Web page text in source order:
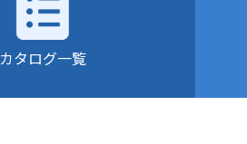
カタログ一覧